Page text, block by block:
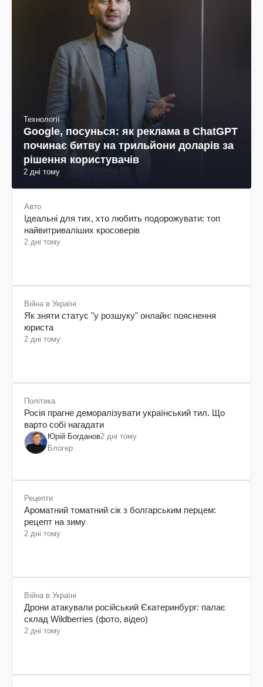
Технології
Google, посунься: як реклама в ChatGPT
починає битву на трильйони доларів за
рішення користувачів
2 дні тому
Авто
Ідеальні для тих, хто любить подорожувати: топ
найвитриваліших кросоверів
2 дні тому
Війна в Україні
Як зняти статус "у розшуку" онлайн: пояснення
юриста
2 дні тому
Політика
Росія прагне деморалізувати український тил. Що
варто собі нагадати
Юрій Богданов2 дні тому
Блогер
Рецепти
Ароматний томатний сік з болгарським перцем:
рецепт на зиму
2 дні тому
Війна в Україні
Дрони атакували російський Єкатеринбург: палає
склад Wildberries (фото, відео)
2 дні тому